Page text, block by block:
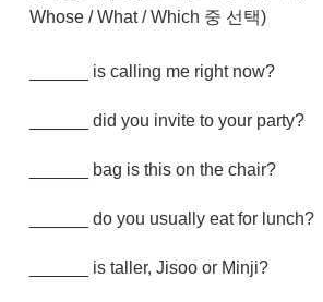
Whose / What / Which 중 선택)
______ is calling me right now?
______ did you invite to your party?
______ bag is this on the chair?
______ do you usually eat for lunch?
______ is taller, Jisoo or Minji?